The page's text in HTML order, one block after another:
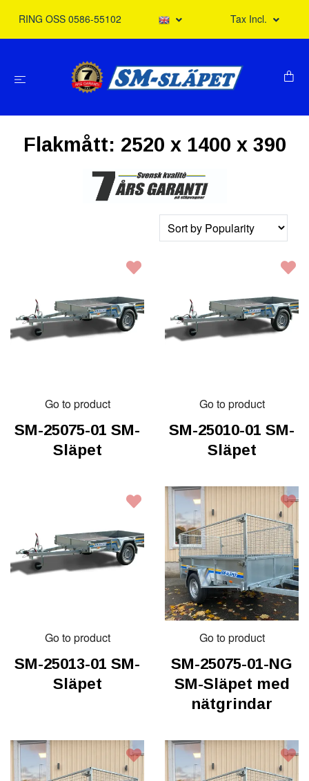
RING OSS 0586-55102 Tax Incl.
Flakmått: 2520 x 1400 x 390
Go to product
SM-25075-01 SM-
Släpet
Go to product
SM-25010-01 SM-
Släpet
Go to product
SM-25013-01 SM-
Släpet
Go to product
SM-25075-01-NG
SM-Släpet med
nätgrindar